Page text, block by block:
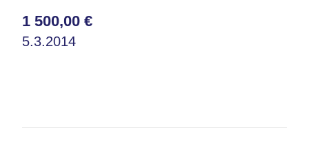
1 500,00 €
5.3.2014